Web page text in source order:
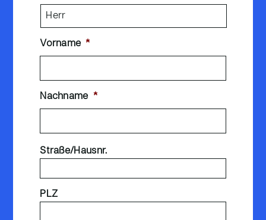
Vorname *
Nachname *
Straße/Hausnr.
PLZ